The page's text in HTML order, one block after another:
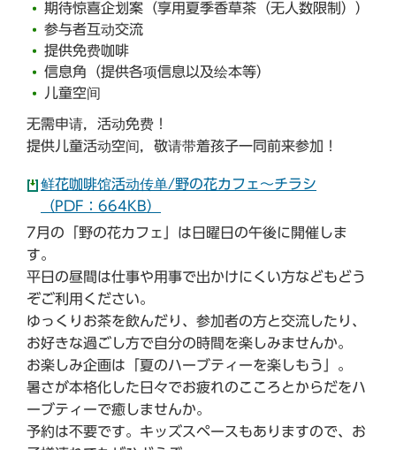
期待惊喜企划案（享用夏季香草茶（无人数限制））
参与者互动交流
提供免费咖啡
信息角（提供各项信息以及绘本等）
儿童空间
无需申请，活动免费！
提供儿童活动空间，敬请带着孩子一同前来参加！
鲜花咖啡馆活动传单/野の花カフェ～チラシ
（PDF：664KB）
7月の「野の花カフェ」は日曜日の午後に開催しま
す。
平日の昼間は仕事や用事で出かけにくい方などもどう
ぞご利用ください。
ゆっくりお茶を飲んだり、参加者の方と交流したり、
お好きな過ごし方で自分の時間を楽しみませんか。
お楽しみ企画は「夏のハーブティーを楽しもう」。
暑さが本格化した日々でお疲れのこころとからだをハ
ーブティーで癒しませんか。
予約は不要です。キッズスペースもありますので、お